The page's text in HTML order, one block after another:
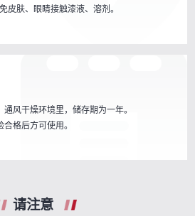
皮肤、眼睛接触漆液、溶剂。
风干燥环境里，储存期为一年。
格后方可使用。
请注意